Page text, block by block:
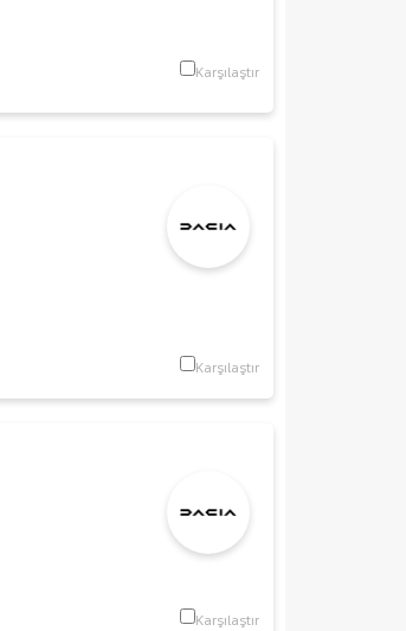
Karşılaştır
Karşılaştır
Karşılaştır